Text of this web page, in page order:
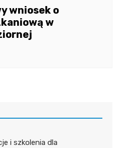
wniosek o
w
i szkolenia dla